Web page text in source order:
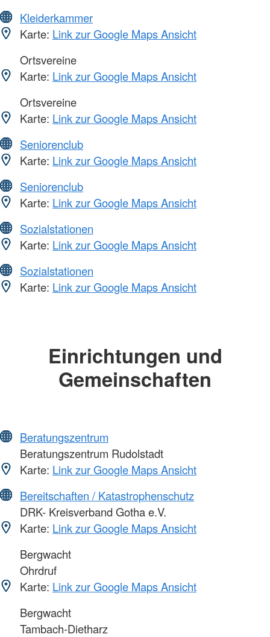
Kleiderkammer
Karte: Link zur Google Maps Ansicht
Ortsvereine
Karte: Link zur Google Maps Ansicht
Ortsvereine
Karte: Link zur Google Maps Ansicht
Seniorenclub
Karte: Link zur Google Maps Ansicht
Seniorenclub
Karte: Link zur Google Maps Ansicht
Sozialstationen
Karte: Link zur Google Maps Ansicht
Sozialstationen
Karte: Link zur Google Maps Ansicht
Einrichtungen und
Gemeinschaften
Beratungszentrum
Beratungszentrum Rudolstadt
Karte: Link zur Google Maps Ansicht
Bereitschaften / Katastrophenschutz
DRK- Kreisverband Gotha e.V.
Karte: Link zur Google Maps Ansicht
Bergwacht
Ohrdruf
Karte: Link zur Google Maps Ansicht
Bergwacht
Tambach-Dietharz